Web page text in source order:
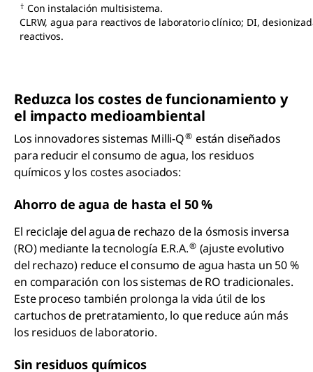
† Con instalación multisistema.
CLRW, agua para reactivos de laboratorio clínico; DI,
reactivos.
Reduzca los costes de funcionamiento y
el impacto medioambiental
Los innovadores sistemas Milli-Q® están diseñados
para reducir el consumo de agua, los residuos
químicos y los costes asociados:
Ahorro de agua de hasta el 50 %
El reciclaje del agua de rechazo de la ósmosis inversa
(RO) mediante la tecnología E.R.A.® (ajuste evolutivo
del rechazo) reduce el consumo de agua hasta un 50 %
en comparación con los sistemas de RO tradicionales.
Este proceso también prolonga la vida útil de los
cartuchos de pretratamiento, lo que reduce aún más
los residuos de laboratorio.
Sin residuos químicos